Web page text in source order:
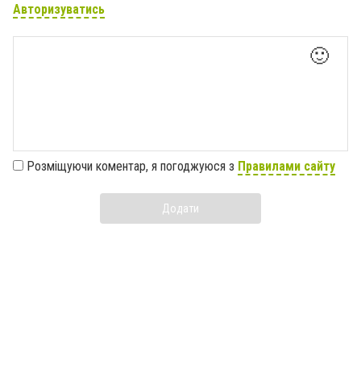
Авторизуватись
🙂
Розміщуючи коментар, я погоджуюся з Правилами сайту
Додати